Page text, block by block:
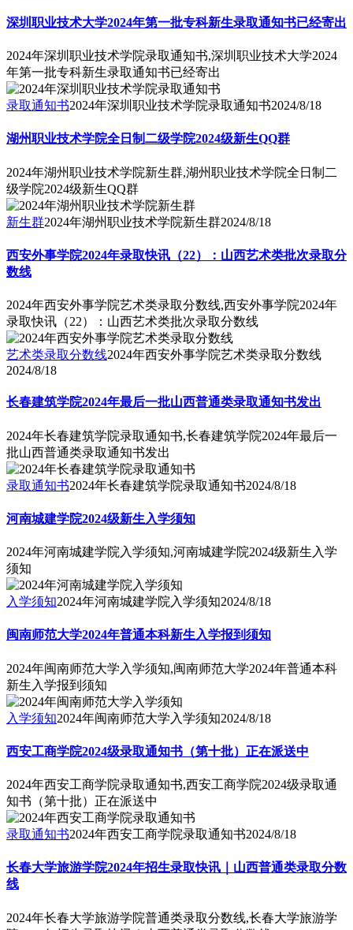
深圳职业技术大学2024年第一批专科新生录取通知书已经寄出
2024年深圳职业技术学院录取通知书,深圳职业技术大学2024
年第一批专科新生录取通知书已经寄出
录取通知书2024年深圳职业技术学院录取通知书2024/8/18
湖州职业技术学院全日制二级学院2024级新生QQ群
2024年湖州职业技术学院新生群,湖州职业技术学院全日制二
级学院2024级新生QQ群
新生群2024年湖州职业技术学院新生群2024/8/18
西安外事学院2024年录取快讯（22）：山西艺术类批次录取分
数线
2024年西安外事学院艺术类录取分数线,西安外事学院2024年
录取快讯（22）：山西艺术类批次录取分数线
艺术类录取分数线2024年西安外事学院艺术类录取分数线
2024/8/18
长春建筑学院2024年最后一批山西普通类录取通知书发出
2024年长春建筑学院录取通知书,长春建筑学院2024年最后一
批山西普通类录取通知书发出
录取通知书2024年长春建筑学院录取通知书2024/8/18
河南城建学院2024级新生入学须知
2024年河南城建学院入学须知,河南城建学院2024级新生入学
须知
入学须知2024年河南城建学院入学须知2024/8/18
闽南师范大学2024年普通本科新生入学报到须知
2024年闽南师范大学入学须知,闽南师范大学2024年普通本科
新生入学报到须知
入学须知2024年闽南师范大学入学须知2024/8/18
西安工商学院2024级录取通知书（第十批）正在派送中
2024年西安工商学院录取通知书,西安工商学院2024级录取通
知书（第十批）正在派送中
录取通知书2024年西安工商学院录取通知书2024/8/18
长春大学旅游学院2024年招生录取快讯｜山西普通类录取分数
线
2024年长春大学旅游学院普通类录取分数线,长春大学旅游学